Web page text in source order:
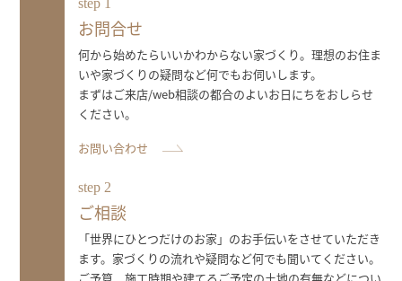
step 1
お問合せ
何から始めたらいいかわからない家づくり。理想のお住ま
いや家づくりの疑問など何でもお伺いします。
まずはご来店/web相談の都合のよいお日にちをおしらせ
ください。
お問い合わせ
step 2
ご相談
「世界にひとつだけのお家」のお手伝いをさせていただき
ます。家づくりの流れや疑問など何でも聞いてください。